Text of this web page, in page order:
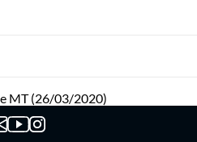
MT (26/03/2020)